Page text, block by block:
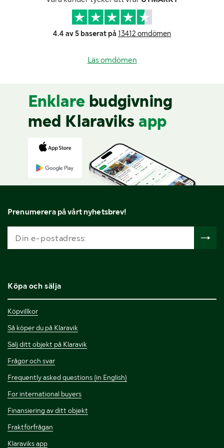
4.4 av 5 baserat på 13412 omdömen
Läs omdömen
Enklare budgivning
med Klaraviks app
Prenumerera på vårt nyhetsbrev!
Köpa och sälja
Köpvillkor
Så köper du på Klaravik
Sälj ditt objekt på Klaravik
Frågor och svar
Frequently asked questions (in English)
For international buyers
Finansiering av ditt objekt
Fraktförfrågan
Klaraviks app